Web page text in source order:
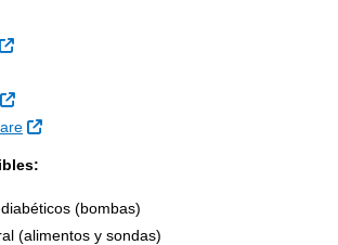
Externo
Sitio Externo
Externo
Sitio Externo
Sitio Externo
(bombas)
(alimentos y sondas)